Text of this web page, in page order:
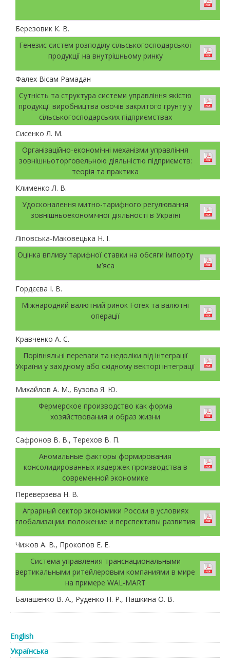
Березовик К. В.
Генезис систем розподілу сільськогосподарської
продукції на внутрішньому ринку
Фалех Вісам Рамадан
Сутність та структура системи управління якістю
продукції виробництва овочів закритого грунту у
сільськогосподарських підприємствах
Сисенко Л. М.
Організаційно-економічні механізми управління
зовнішньоторговельною діяльністю підприємств:
теорія та практика
Клименко Л. В.
Удосконалення митно-тарифного регулювання
зовнішньоекономічної діяльності в Україні
Ліповська-Маковецька Н. І.
Оцінка впливу тарифної ставки на обсяги імпорту
м’яса
Гордєєва І. В.
Міжнародний валютний ринок Forex та валютні
операції
Кравченко А. С.
Порівняльні переваги та недоліки від інтеграції
України у західному або східному векторі інтеграції
Михайлов А. М., Бузова Я. Ю.
Фермерское производство как форма
хозяйствования и образ жизни
Сафронов В. В., Терехов В. П.
Аномальные факторы формирования
консолидированных издержек производства в
современной экономике
Переверзева Н. В.
Аграрный сектор экономики России в условиях
глобализации: положение и перспективы развития
Чижов А. В., Прокопов Е. Е.
Система управления транснациональными
вертикальными ритейлеровым компаниями в мире
на примере WAL-MART
Балашенко В. А., Руденко Н. Р., Пашкина О. В.
English
Українська